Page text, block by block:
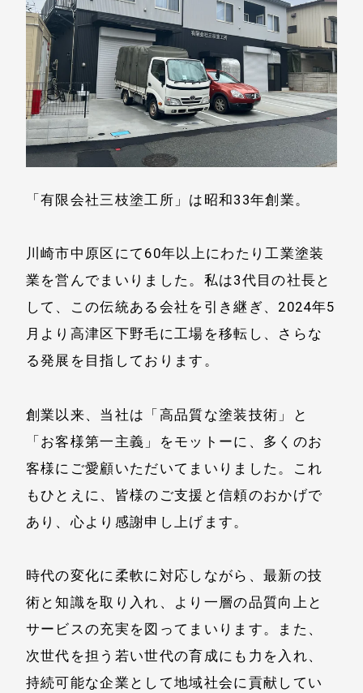
「有限会社三枝塗工所」は昭和33年創業。
川崎市中原区にて60年以上にわたり工業塗装
業を営んでまいりました。私は3代目の社長と
して、この伝統ある会社を引き継ぎ、2024年5
月より高津区下野毛に工場を移転し、さらな
る発展を目指しております。
創業以来、当社は「高品質な塗装技術」と
「お客様第一主義」をモットーに、多くのお
客様にご愛顧いただいてまいりました。これ
もひとえに、皆様のご支援と信頼のおかげで
あり、心より感謝申し上げます。
時代の変化に柔軟に対応しながら、最新の技
術と知識を取り入れ、より一層の品質向上と
サービスの充実を図ってまいります。また、
次世代を担う若い世代の育成にも力を入れ、
持続可能な企業として地域社会に貢献してい